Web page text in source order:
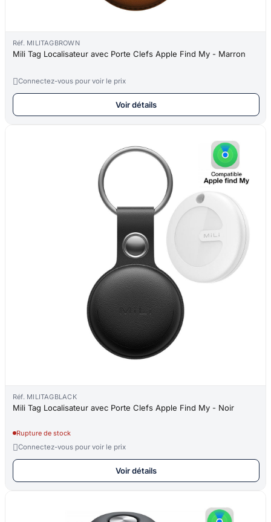
Réf. MILITAGBROWN
Mili Tag Localisateur avec Porte Clefs Apple Find My - Marron
Connectez-vous pour voir le prix
Voir détails
Réf. MILITAGBLACK
Mili Tag Localisateur avec Porte Clefs Apple Find My - Noir
Rupture de stock
Connectez-vous pour voir le prix
Voir détails